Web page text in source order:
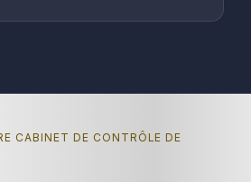
CABINET DE CONTRÔLE DE